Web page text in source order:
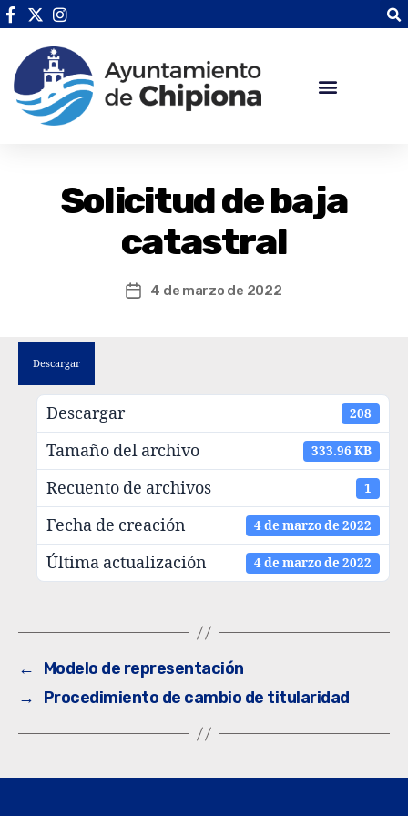
Solicitud de baja
catastral
4 de marzo de 2022
Descargar
Descargar 208
Tamaño del archivo 333.96 KB
Recuento de archivos 1
Fecha de creación 4 de marzo de 2022
Última actualización 4 de marzo de 2022
←
Modelo de representación
→
Procedimiento de cambio de titularidad